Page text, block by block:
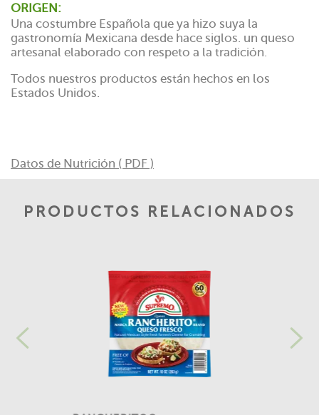
ORIGEN:
Una costumbre Española que ya hizo suya la
gastronomía Mexicana desde hace siglos. un queso
artesanal elaborado con respeto a la tradición.
Todos nuestros productos están hechos en los
Estados Unidos.
Datos de Nutrición ( PDF )
PRODUCTOS RELACIONADOS